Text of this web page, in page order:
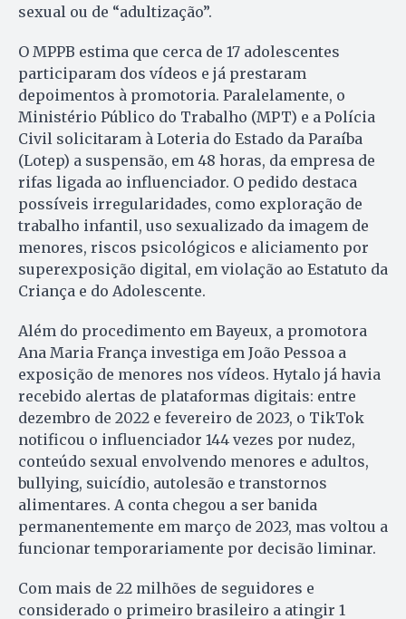
sexual ou de “adultização”.
O MPPB estima que cerca de 17 adolescentes
participaram dos vídeos e já prestaram
depoimentos à promotoria. Paralelamente, o
Ministério Público do Trabalho (MPT) e a Polícia
Civil solicitaram à Loteria do Estado da Paraíba
(Lotep) a suspensão, em 48 horas, da empresa de
rifas ligada ao influenciador. O pedido destaca
possíveis irregularidades, como exploração de
trabalho infantil, uso sexualizado da imagem de
menores, riscos psicológicos e aliciamento por
superexposição digital, em violação ao Estatuto da
Criança e do Adolescente.
Além do procedimento em Bayeux, a promotora
Ana Maria França investiga em João Pessoa a
exposição de menores nos vídeos. Hytalo já havia
recebido alertas de plataformas digitais: entre
dezembro de 2022 e fevereiro de 2023, o TikTok
notificou o influenciador 144 vezes por nudez,
conteúdo sexual envolvendo menores e adultos,
bullying, suicídio, autolesão e transtornos
alimentares. A conta chegou a ser banida
permanentemente em março de 2023, mas voltou a
funcionar temporariamente por decisão liminar.
Com mais de 22 milhões de seguidores e
considerado o primeiro brasileiro a atingir 1